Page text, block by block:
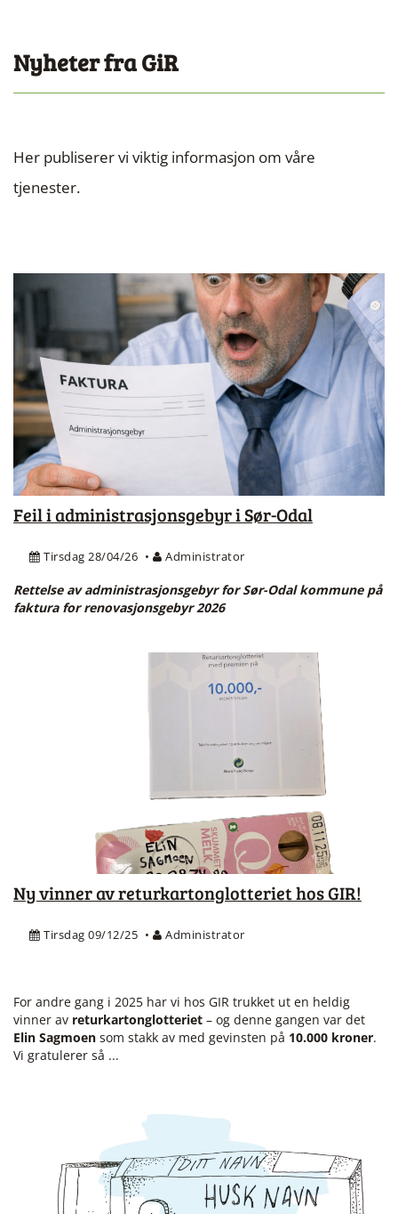
Nyheter fra GiR
Her publiserer vi viktig informasjon om våre
tjenester.
Feil i administrasjonsgebyr i Sør-Odal
Tirsdag 28/04/26 Administrator
Rettelse av administrasjonsgebyr for Sør-Odal kommune på
faktura for renovasjonsgebyr 2026
Ny vinner av returkartonglotteriet hos GIR!
Tirsdag 09/12/25 Administrator
For andre gang i 2025 har vi hos GIR trukket ut en heldig
vinner av returkartonglotteriet – og denne gangen var det
Elin Sagmoen som stakk av med gevinsten på 10.000 kroner.
Vi gratulerer så ...